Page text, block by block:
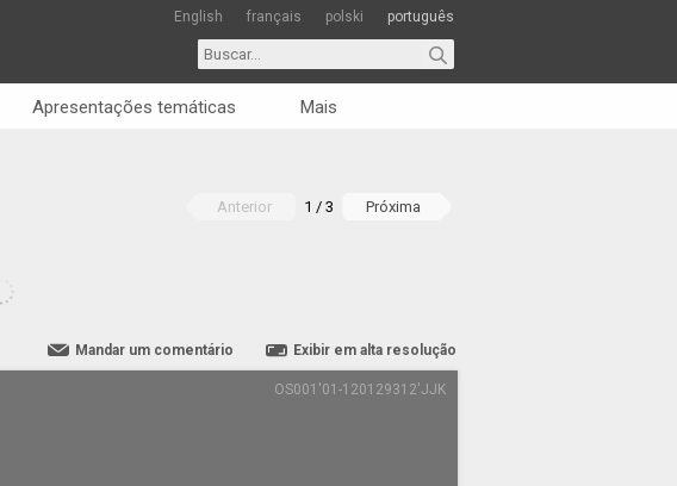
English français polski português
Apresentações temáticas Mais
Anterior 1 / 3 Próxima
Exibir em alta resolução
Mandar um comentário
OS001'01-120129312'JJK